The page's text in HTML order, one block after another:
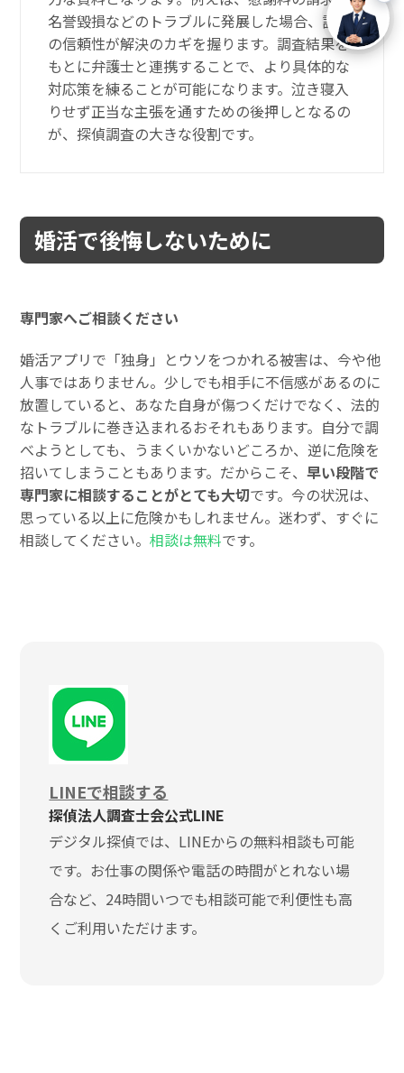
名誉毀損などのトラブルに発展した場合、証拠
の信頼性が解決のカギを握ります。調査結果を
もとに弁護士と連携することで、より具体的な
対応策を練ることが可能になります。泣き寝入
りせず正当な主張を通すための後押しとなるの
が、探偵調査の大きな役割です。
婚活で後悔しないために
専門家へご相談ください
婚活アプリで「独身」とウソをつかれる被害は、今や他
人事ではありません。少しでも相手に不信感があるのに
放置していると、あなた自身が傷つくだけでなく、法的
なトラブルに巻き込まれるおそれもあります。自分で調
べようとしても、うまくいかないどころか、逆に危険を
招いてしまうこともあります。だからこそ、早い段階で
専門家に相談することがとても大切です。今の状況は、
思っている以上に危険かもしれません。迷わず、すぐに
相談してください。相談は無料です。
LINEで相談する
探偵法人調査士会公式LINE
デジタル探偵では、LINEからの無料相談も可能
です。お仕事の関係や電話の時間がとれない場
合など、24時間いつでも相談可能で利便性も高
くご利用いただけます。